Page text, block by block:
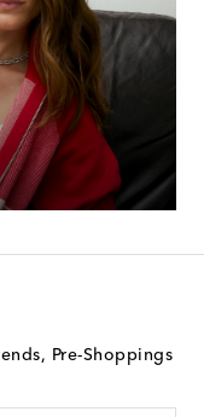
Pre-Shoppings